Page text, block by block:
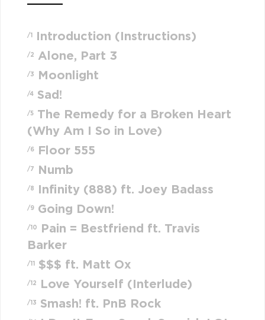
/1 Introduction (Instructions)
/2 Alone, Part 3
/3 Moonlight
/4 Sad!
/5
The Remedy for a Broken Heart
(Why Am I So in Love)
/6 Floor 555
/7 Numb
/8 Infinity (888) ft. Joey Badass
/9 Going Down!
/10
Pain = Bestfriend ft. Travis
Barker
/11 $$$ ft. Matt Ox
/12 Love Yourself (Interlude)
/13 Smash! ft. PnB Rock